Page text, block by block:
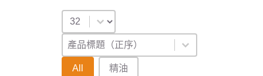
Select number per page
排序
Sort content
產品標題（正序）
Sort content
產品分類
All 精油